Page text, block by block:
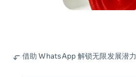
借助 WhatsApp 解锁无限发展潜力